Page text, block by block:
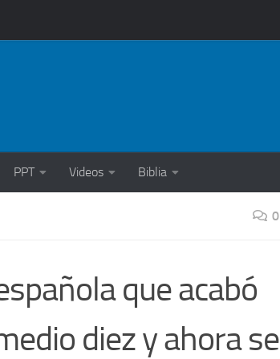
PPT Videos Biblia
0
que acabó
diez y ahora se